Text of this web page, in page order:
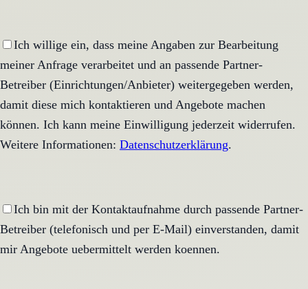
Ich willige ein, dass meine Angaben zur Bearbeitung
meiner Anfrage verarbeitet und an passende Partner-
Betreiber (Einrichtungen/Anbieter) weitergegeben werden,
damit diese mich kontaktieren und Angebote machen
können. Ich kann meine Einwilligung jederzeit widerrufen.
Weitere Informationen: Datenschutzerklärung.
Ich bin mit der Kontaktaufnahme durch passende Partner-
Betreiber (telefonisch und per E-Mail) einverstanden, damit
mir Angebote uebermittelt werden koennen.